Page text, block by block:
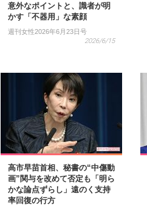
意外なポイントと、識者が明
かす「不器用」な素顔
週刊女性2026年6月23日号
2026/6/15
高市早苗首相、秘書の“中傷動
画”関与を改めて否定も「明ら
かな論点ずらし」遠のく支持
率回復の行方